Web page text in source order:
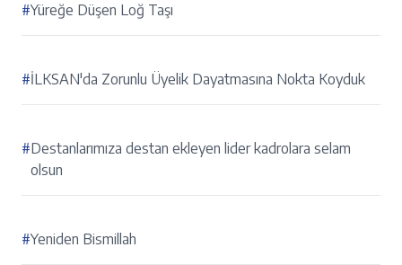
#Yüreğe Düşen Loğ Taşı
#İLKSAN'da Zorunlu Üyelik Dayatmasına Nokta Koyduk
#Destanlarımıza destan ekleyen lider kadrolara selam
olsun
#Yeniden Bismillah